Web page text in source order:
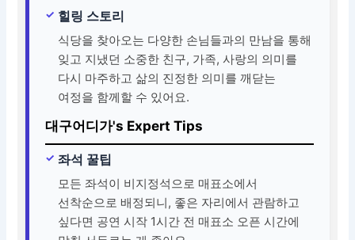
힐링 스토리
식당을 찾아오는 다양한 손님들과의 만남을 통해
잊고 지냈던 소중한 친구, 가족, 사랑의 의미를
다시 마주하고 삶의 진정한 의미를 깨닫는
여정을 함께할 수 있어요.
대구어디가's Expert Tips
좌석 꿀팁
모든 좌석이 비지정석으로 매표소에서
선착순으로 배정되니, 좋은 자리에서 관람하고
싶다면 공연 시작 1시간 전 매표소 오픈 시간에